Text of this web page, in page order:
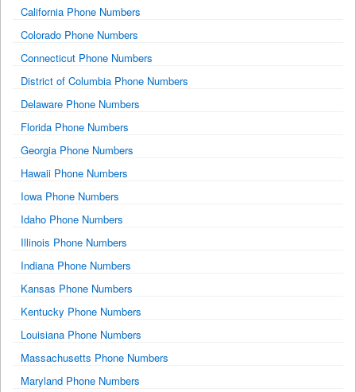
California Phone Numbers
Colorado Phone Numbers
Connecticut Phone Numbers
District of Columbia Phone Numbers
Delaware Phone Numbers
Florida Phone Numbers
Georgia Phone Numbers
Hawaii Phone Numbers
Iowa Phone Numbers
Idaho Phone Numbers
Illinois Phone Numbers
Indiana Phone Numbers
Kansas Phone Numbers
Kentucky Phone Numbers
Louisiana Phone Numbers
Massachusetts Phone Numbers
Maryland Phone Numbers